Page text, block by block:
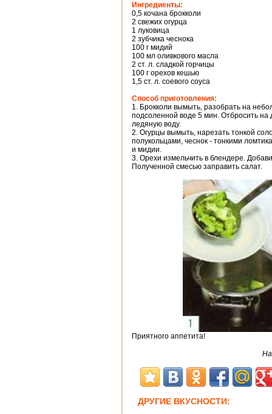
Ингредиенты:
0,5 кочана брокколи
2 свежих огурца
1 луковица
2 зубчика чеснока
100 г мидий
100 мл оливкового масла
2 ст. л. сладкой горчицы
100 г орехов кешью
1,5 ст. л. соевого соуса
Способ приготовления:
1. Брокколи вымыть, разобрать на
подсоленной воде 5 мин. Отбросить
ледяную воду.
2. Огурцы вымыть, нарезать тонкой
полукольцами, чеснок - тонкими
и мидии.
3. Орехи измельчить в блендере.
Полученной смесью заправить салат.
Приятного аппетита!
ДРУГИЕ ВКУСНОСТИ: